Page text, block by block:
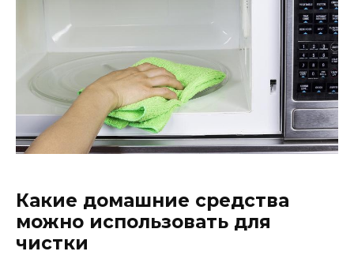
Какие домашние средства
можно использовать для
чистки